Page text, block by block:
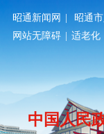
昭通新闻网 | 昭通
网站无障碍 | 适老化
中国人民